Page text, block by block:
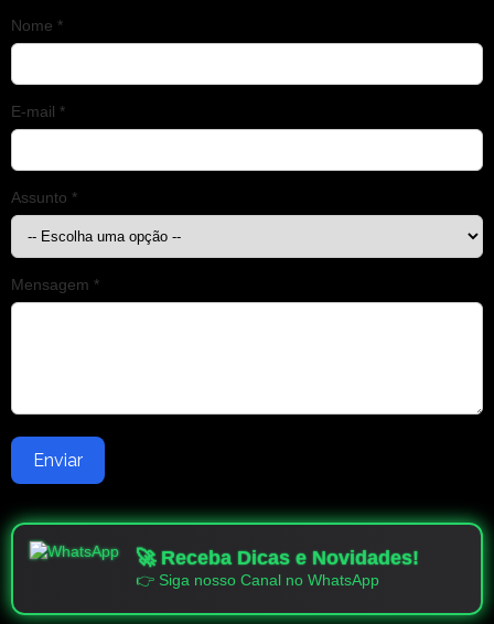
Nome *
E-mail *
Assunto *
Mensagem *
Enviar
🚀 Receba Dicas e Novidades!
👉 Siga nosso Canal no WhatsApp